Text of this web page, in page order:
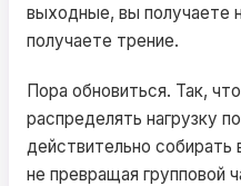
выходные, вы получаете
получаете трение.
Пора обновиться. Так,
распределять нагрузку
действительно
не превращая групповой